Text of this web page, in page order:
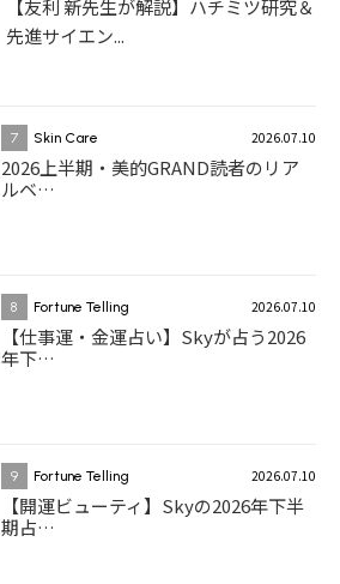
【友利 新先生が解説】ハチミツ研究＆
先進サイエン...
7 Skin Care 2026.07.10
2026上半期・美的GRAND読者のリア
ルベ…
8 Fortune Telling 2026.07.10
【仕事運・金運占い】Skyが占う2026
年下…
9 Fortune Telling 2026.07.10
【開運ビューティ】Skyの2026年下半
期占…